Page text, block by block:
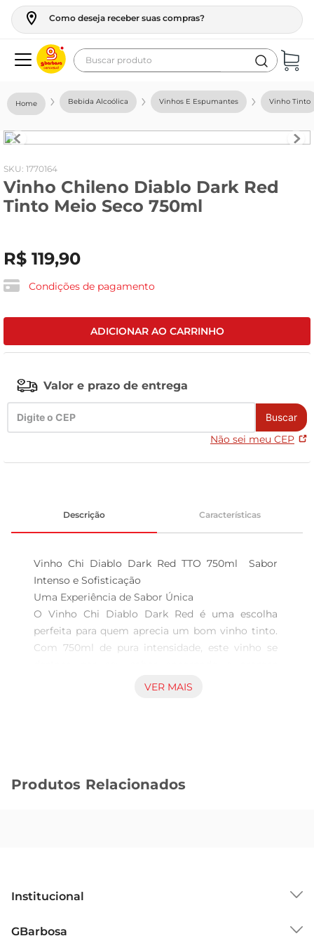
Como deseja receber suas compras?
Buscar produto
Bebida Alcoólica Vinhos E Espumantes Vinho Tinto
: 1770164
Vinho Chileno Diablo Dark Red
Tinto Meio Seco 750ml
R$ 119,90
Condições de pagamento
ADICIONAR AO CARRINHO
Valor e prazo de entrega
Buscar
Não sei meu CEP
Descrição Características
Vinho Chi Diablo Dark Red TTO 750ml  Sabor
Intenso e Sofisticação
Uma Experiência de Sabor Única
O Vinho Chi Diablo Dark Red é uma escolha
perfeita para quem aprecia um bom vinho tinto.
Com 750ml de pura intensidade, este vinho se
complexos que prometem uma experiência
envolvido por notas de frutas escuras, como
Harmonização
bem com uma variedade de pratos. Experimente
VER MAIS
Produtos Relacionados
Institucional
Grupo Cencosud
GBarbosa
geladeira
fogao
café
cerveja
leite
vinho